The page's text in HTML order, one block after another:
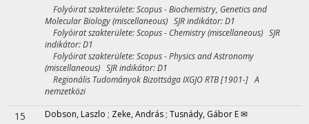
Folyóirat szakterülete: Scopus - Biochemistry, Genetics and
Molecular Biology (miscellaneous) SJR indikátor: D1
Folyóirat szakterülete: Scopus - Chemistry (miscellaneous) SJR
indikátor: D1
Folyóirat szakterülete: Scopus - Physics and Astronomy
(miscellaneous) SJR indikátor: D1
Regionális Tudományok Bizottsága IXGJO RTB [1901-] A
nemzetközi
15 Dobson, Laszlo ; Zeke, András ; Tusnády, Gábor E ✉